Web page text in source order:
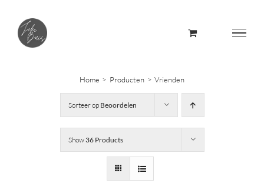
content
Home Producten Vrienden
Sorteer op Beoordelen
Show 36 Products